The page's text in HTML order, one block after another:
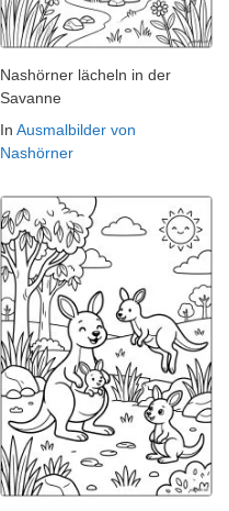
Nashörner lächeln in der
Savanne
In Ausmalbilder von
Nashörner